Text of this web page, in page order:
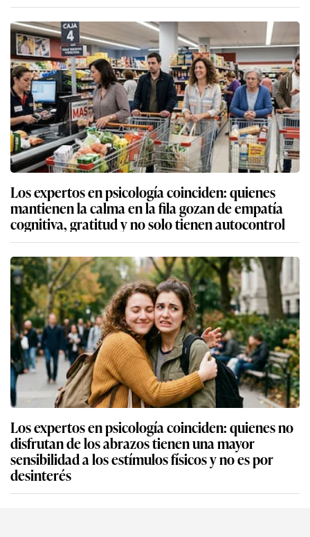
Los expertos en psicología coinciden: quienes
mantienen la calma en la fila gozan de empatía
cognitiva, gratitud y no solo tienen autocontrol
Los expertos en psicología coinciden: quienes no
disfrutan de los abrazos tienen una mayor
sensibilidad a los estímulos físicos y no es por
desinterés